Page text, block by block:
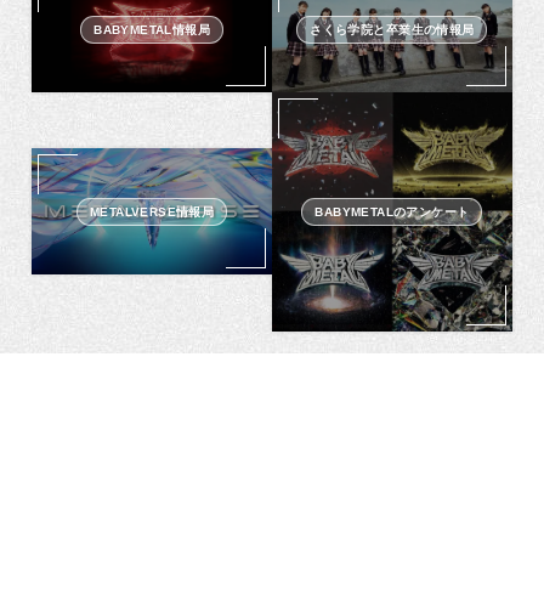
BABYMETAL情報局 さくら学院と卒業生の情報局
METALVERSE情報局 BABYMETALのアンケート